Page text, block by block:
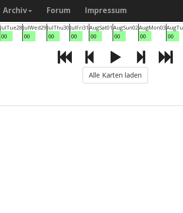
Archiv Forum Impressum
JulTue28
00
JulWed29
00
JulThu30
00
JulFri31
00
AugSat01
00
AugSun02
00
AugMon03
00
Aug
00
Alle Karten laden